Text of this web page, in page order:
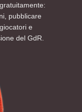
pubblicare
e
del GdR.